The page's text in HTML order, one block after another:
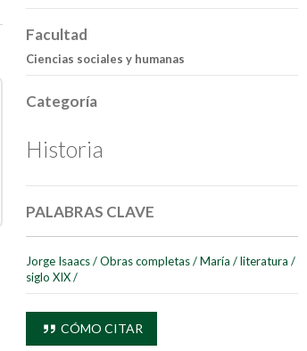
Facultad
Ciencias sociales y humanas
Categoría
Historia
PALABRAS CLAVE
Jorge Isaacs / Obras completas / María / literatura /
siglo XIX /
CÓMO CITAR